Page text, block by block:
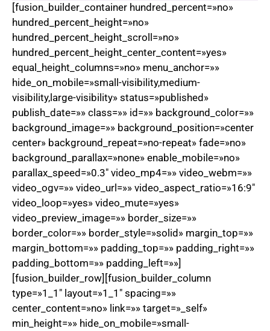
[fusion_builder_container hundred_percent=»no»
hundred_percent_height=»no»
hundred_percent_height_scroll=»no»
hundred_percent_height_center_content=»yes»
equal_height_columns=»no» menu_anchor=»»
hide_on_mobile=»small-visibility,medium-
visibility,large-visibility» status=»published»
publish_date=»» class=»» id=»» background_color=»»
background_image=»» background_position=»center
center» background_repeat=»no-repeat» fade=»no»
background_parallax=»none» enable_mobile=»no»
parallax_speed=»0.3″ video_mp4=»» video_webm=»»
video_ogv=»» video_url=»» video_aspect_ratio=»16:9″
video_loop=»yes» video_mute=»yes»
video_preview_image=»» border_size=»»
border_color=»» border_style=»solid» margin_top=»»
margin_bottom=»» padding_top=»» padding_right=»»
padding_bottom=»» padding_left=»»]
[fusion_builder_row][fusion_builder_column
type=»1_1″ layout=»1_1″ spacing=»»
center_content=»no» link=»» target=»_self»
min_height=»» hide_on_mobile=»small-